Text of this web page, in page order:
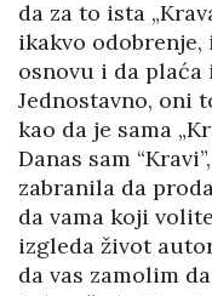
da za to ista
ikakvo
osnovu i da
Jednostavno, oni
kao da je sama
Danas sam
zabranila da
da vama koji
izgleda život
da vas zamolim